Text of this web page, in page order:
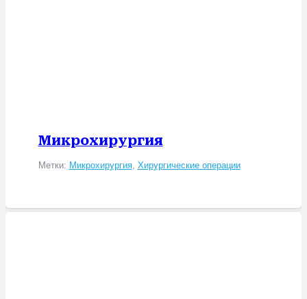
Микрохирургия
Метки: Микрохирургия, Хирургические операции